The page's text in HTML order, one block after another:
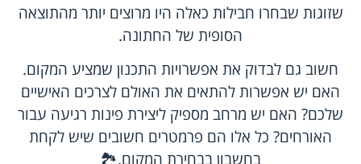
שזוגות שבחרו חבילות כאלה היו מרוצים יותר מהתוצאה
הסופית של החתונה.
חשוב גם לבדוק את אפשרויות התכנון שמציע המקום.
האם יש אפשרות להתאים את האולם לצרכים האישיים
שלכם? האם יש מרחב מספיק ליצירת פינות רגיעה עבור
האורחים? כל אלו הם פרמטרים חשובים שיש לקחת
בחשבון בבחירת המקום.🏞️